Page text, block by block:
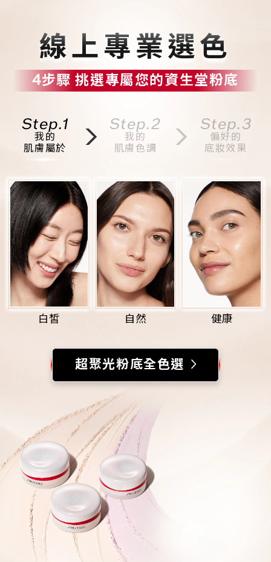
線上專業選色
4步驟 挑選專屬您的資生堂粉底
Step.1
我的
肌膚屬於
Step.2
我的
肌膚色調
Step.3
偏好的
底妝效果
白皙 自然 健康
為您推薦
超聚光活膚粉底精華
超聚光粉底全色選